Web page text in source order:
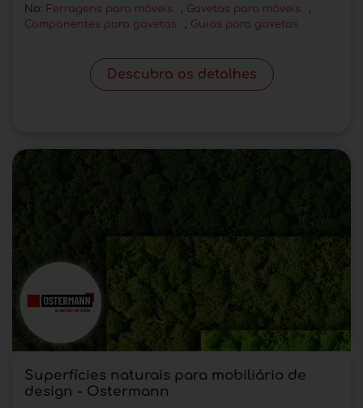
No: Ferragens para móveis , Gavetas para móveis
,
Componentes para gavetas
, Guias para gavetas
Descubra os detalhes
Superfícies naturais para mobiliário de
design - Ostermann